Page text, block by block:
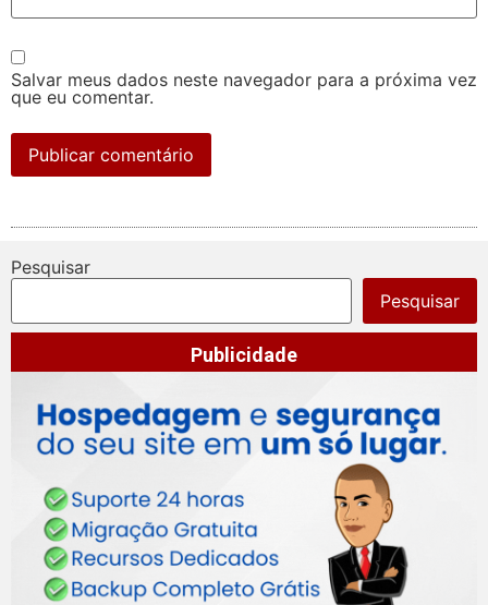
Salvar meus dados neste navegador para a próxima vez
que eu comentar.
Pesquisar
Pesquisar
Publicidade